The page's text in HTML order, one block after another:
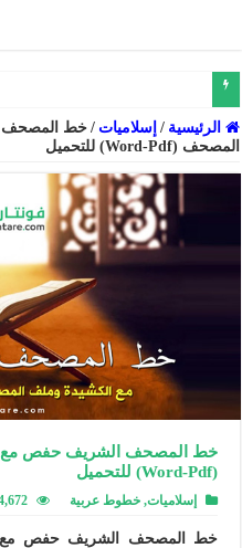
خط دارك السميك للعناوين
الرئيسية / إسلاميات / خط المصحف
المصحف (Word-Pdf) للتحميل
خط المصحف الشريف حفص مع
(Word-Pdf) للتحميل
إسلاميات,خطوط عربية 4,672